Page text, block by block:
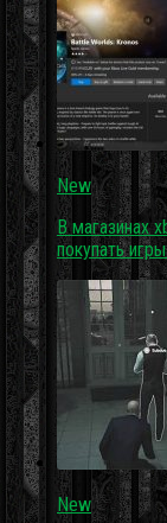
New
В магазинах
покупать
New